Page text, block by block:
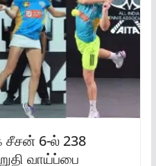
சீசன் 6-ல் 238
வாய்ப்பை